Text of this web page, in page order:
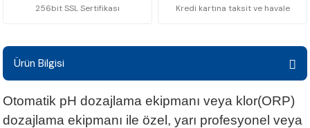
256bit SSL Sertifikası Kredi kartına taksit ve havale
Ürün Bilgisi
Otomatik pH dozajlama ekipmanı veya klor(ORP)
dozajlama ekipmanı ile özel, yarı profesyonel veya